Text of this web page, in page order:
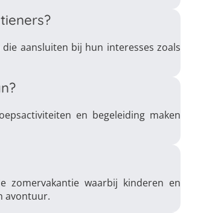
aansluiten bij hun interesses zoals
en begeleiding maken
zomervakantie waarbij kinderen en
avontuur.